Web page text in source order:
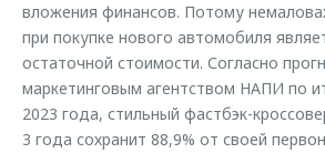
вложения финансов. Потому
при покупке нового автомобиля
остаточной стоимости. Согласно
маркетинговым агентством НАПИ по
2023 года, стильный фастбэк-
3 года сохранит 88,9% от своей